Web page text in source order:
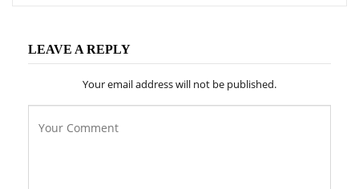
LEAVE A REPLY
Your email address will not be published.